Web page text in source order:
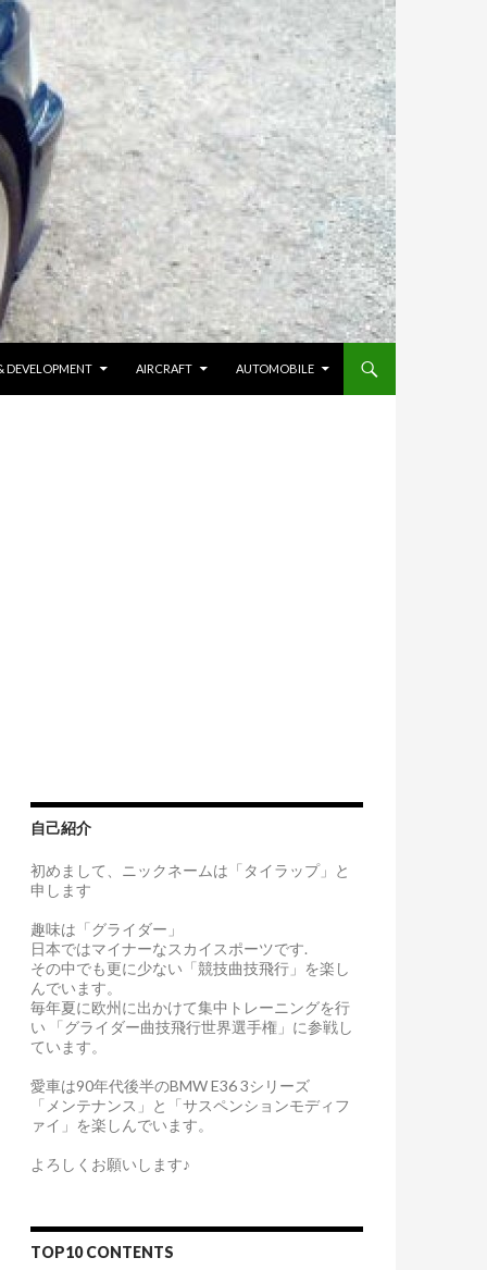
DEVELOPMENT AIRCRAFT AUTOMOBILE
自己紹介
初めまして、ニックネームは「タイラップ」と
申します
趣味は「グライダー」
日本ではマイナーなスカイスポーツです.
その中でも更に少ない「競技曲技飛行」を楽し
んでいます。
毎年夏に欧州に出かけて集中トレーニングを行
い 「グライダー曲技飛行世界選手権」に参戦し
ています。
愛車は90年代後半のBMW E36 3シリーズ
「メンテナンス」と「サスペンションモディフ
ァイ」を楽しんでいます。
よろしくお願いします♪
TOP10 CONTENTS